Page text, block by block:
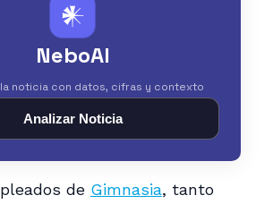
𒀭
NeboAI
noticia con datos, cifras y contexto
Analizar Noticia
de Gimnasia, tanto